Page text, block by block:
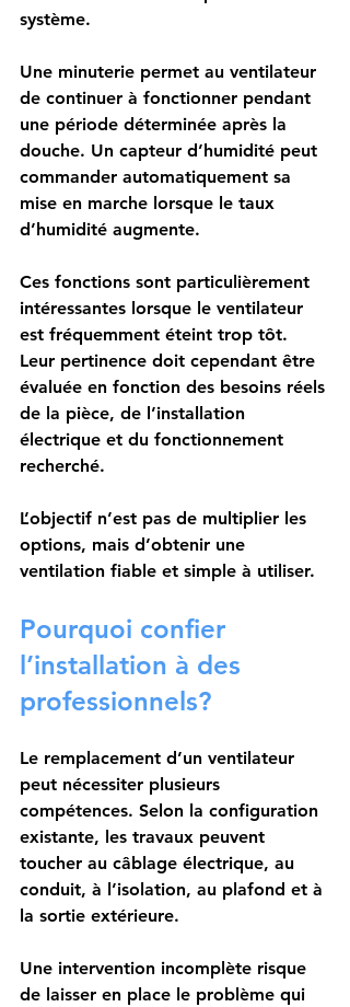
système.
Une minuterie permet au ventilateur
de continuer à fonctionner pendant
une période déterminée après la
douche. Un capteur d’humidité peut
commander automatiquement sa
mise en marche lorsque le taux
d’humidité augmente.
Ces fonctions sont particulièrement
intéressantes lorsque le ventilateur
est fréquemment éteint trop tôt.
Leur pertinence doit cependant être
évaluée en fonction des besoins réels
de la pièce, de l’installation
électrique et du fonctionnement
recherché.
L’objectif n’est pas de multiplier les
options, mais d’obtenir une
ventilation fiable et simple à utiliser.
Pourquoi confier
l’installation à des
professionnels?
Le remplacement d’un ventilateur
peut nécessiter plusieurs
compétences. Selon la configuration
existante, les travaux peuvent
toucher au câblage électrique, au
conduit, à l’isolation, au plafond et à
la sortie extérieure.
Une intervention incomplète risque
de laisser en place le problème qui